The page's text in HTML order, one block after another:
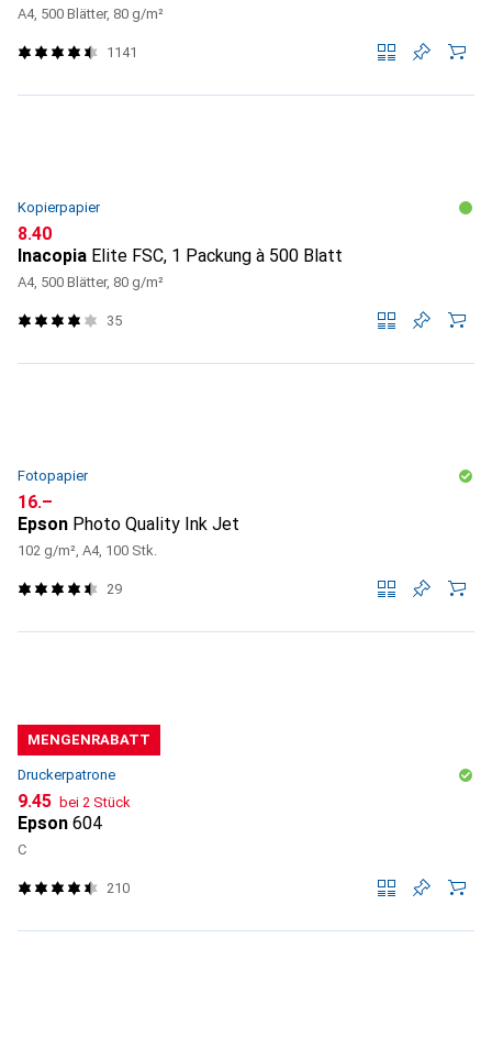
A4, 500 Blätter, 80 g/m²
1141
Kopierpapier
CHF
8.40
Inacopia Elite FSC, 1 Packung à 500 Blatt
A4, 500 Blätter, 80 g/m²
35
Fotopapier
CHF
16.–
Epson Photo Quality Ink Jet
102 g/m², A4, 100 Stk.
29
MENGENRABATT
Druckerpatrone
CHF
9.45 bei 2 Stück
Epson 604
C
210